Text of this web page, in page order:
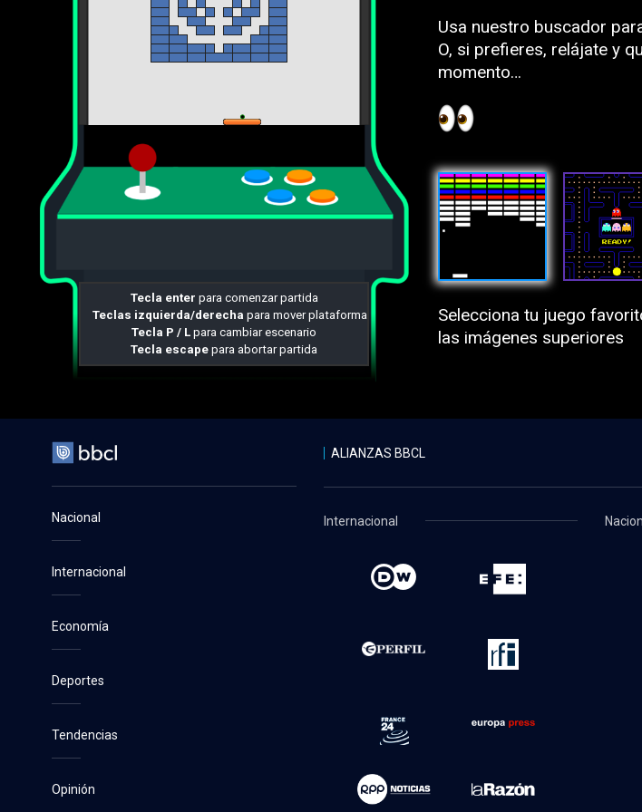
Tecla enter para comenzar partida
Teclas izquierda/derecha para mover plataforma
Tecla P / L para cambiar escenario
Tecla escape para abortar partida
Usa nuestro buscador
O, si prefieres, relájate y
momento…
Selecciona tu juego
las imágenes superiores
Nacional
Internacional
Economía
Deportes
Tendencias
Opinión
ALIANZAS BBCL
Internacional